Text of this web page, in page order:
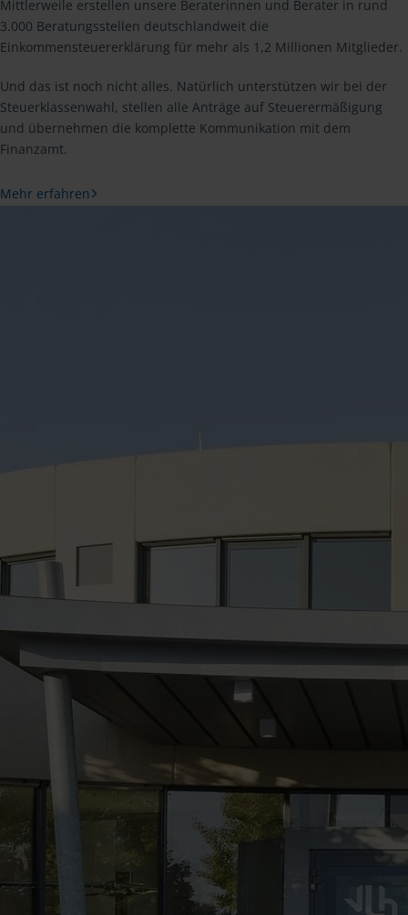
Mittlerweile erstellen unsere Beraterinnen und Berater in rund
3.000 Beratungsstellen deutschlandweit die
Einkommensteuererklärung für mehr als 1,2 Millionen Mitglieder.
Und das ist noch nicht alles. Natürlich unterstützen wir bei der
Steuerklassenwahl, stellen alle Anträge auf Steuerermäßigung
und übernehmen die komplette Kommunikation mit dem
Finanzamt.
Mehr erfahren